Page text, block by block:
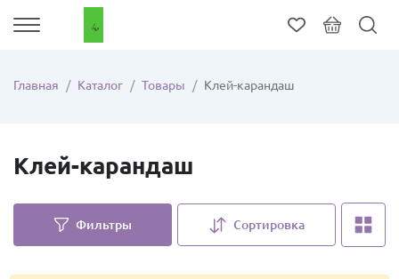
Главная Каталог Товары Клей-карандаш
Клей-карандаш
Фильтры Сортировка